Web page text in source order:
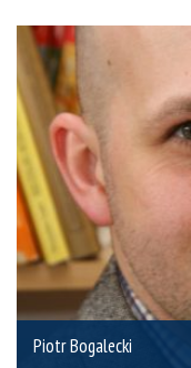
Piotr Bogalecki